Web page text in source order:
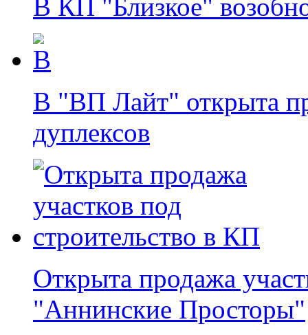
В КП "Близкое"
В "ВП Лайт" открыта
дуплексов
Открыта продажа
"Аннинские Просторы"